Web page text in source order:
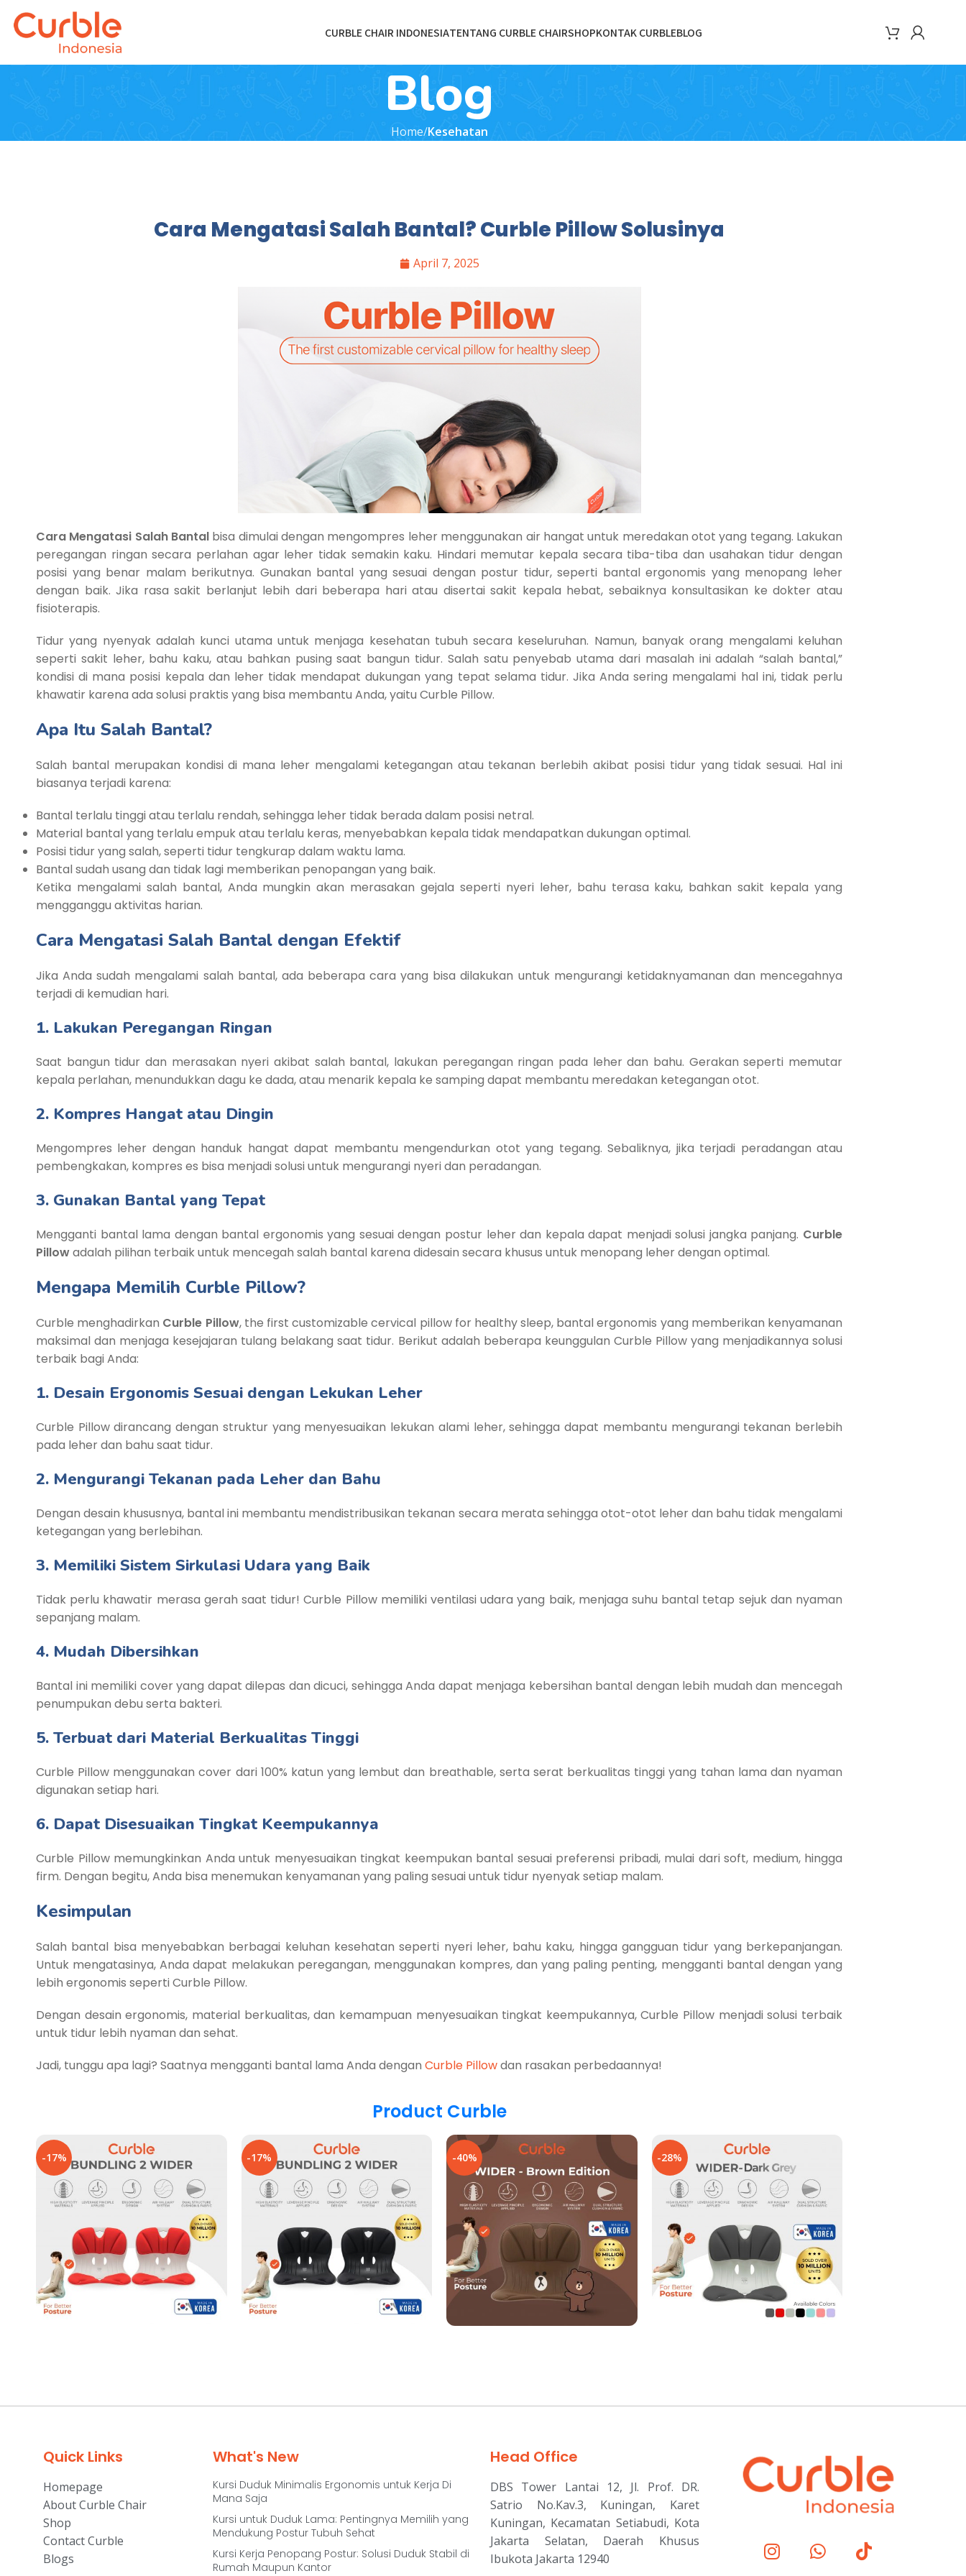
CURBLE CHAIR INDONESIATENTANG CURBLE CHAIRSHOPKONTAK CURBLEBLOG
Blog
Home Kesehatan
Cara Mengatasi Salah Bantal? Curble Pillow Solusinya
April 7, 2025
Cara Mengatasi Salah Bantal bisa dimulai dengan mengompres leher menggunakan air hangat untuk meredakan otot yang tegang. Lakukan
peregangan ringan secara perlahan agar leher tidak semakin kaku. Hindari memutar kepala secara tiba-tiba dan usahakan tidur dengan
posisi yang benar malam berikutnya. Gunakan bantal yang sesuai dengan postur tidur, seperti bantal ergonomis yang menopang leher
dengan baik. Jika rasa sakit berlanjut lebih dari beberapa hari atau disertai sakit kepala hebat, sebaiknya konsultasikan ke dokter atau
fisioterapis.
Tidur yang nyenyak adalah kunci utama untuk menjaga kesehatan tubuh secara keseluruhan. Namun, banyak orang mengalami keluhan
seperti sakit leher, bahu kaku, atau bahkan pusing saat bangun tidur. Salah satu penyebab utama dari masalah ini adalah “salah bantal,”
kondisi di mana posisi kepala dan leher tidak mendapat dukungan yang tepat selama tidur. Jika Anda sering mengalami hal ini, tidak perlu
khawatir karena ada solusi praktis yang bisa membantu Anda, yaitu Curble Pillow.
Apa Itu Salah Bantal?
Salah bantal merupakan kondisi di mana leher mengalami ketegangan atau tekanan berlebih akibat posisi tidur yang tidak sesuai. Hal ini
biasanya terjadi karena:
Bantal terlalu tinggi atau terlalu rendah, sehingga leher tidak berada dalam posisi netral.
Material bantal yang terlalu empuk atau terlalu keras, menyebabkan kepala tidak mendapatkan dukungan optimal.
Posisi tidur yang salah, seperti tidur tengkurap dalam waktu lama.
Bantal sudah usang dan tidak lagi memberikan penopangan yang baik.
Ketika mengalami salah bantal, Anda mungkin akan merasakan gejala seperti nyeri leher, bahu terasa kaku, bahkan sakit kepala yang
mengganggu aktivitas harian.
Cara Mengatasi Salah Bantal dengan Efektif
Jika Anda sudah mengalami salah bantal, ada beberapa cara yang bisa dilakukan untuk mengurangi ketidaknyamanan dan mencegahnya
terjadi di kemudian hari.
1. Lakukan Peregangan Ringan
Saat bangun tidur dan merasakan nyeri akibat salah bantal, lakukan peregangan ringan pada leher dan bahu. Gerakan seperti memutar
kepala perlahan, menundukkan dagu ke dada, atau menarik kepala ke samping dapat membantu meredakan ketegangan otot.
2. Kompres Hangat atau Dingin
Mengompres leher dengan handuk hangat dapat membantu mengendurkan otot yang tegang. Sebaliknya, jika terjadi peradangan atau
pembengkakan, kompres es bisa menjadi solusi untuk mengurangi nyeri dan peradangan.
3. Gunakan Bantal yang Tepat
Mengganti bantal lama dengan bantal ergonomis yang sesuai dengan postur leher dan kepala dapat menjadi solusi jangka panjang. Curble
Pillowadalah pilihan terbaik untuk mencegah salah bantal karena didesain secara khusus untuk menopang leher dengan optimal.
Mengapa Memilih Curble Pillow?
Curble menghadirkan Curble Pillow, the first customizable cervical pillow for healthy sleep, bantal ergonomis yang memberikan kenyamanan
maksimal dan menjaga kesejajaran tulang belakang saat tidur. Berikut adalah beberapa keunggulan Curble Pillow yang menjadikannya solusi
terbaik bagi Anda:
1. Desain Ergonomis Sesuai dengan Lekukan Leher
Curble Pillow dirancang dengan struktur yang menyesuaikan lekukan alami leher, sehingga dapat membantu mengurangi tekanan berlebih
pada leher dan bahu saat tidur.
2. Mengurangi Tekanan pada Leher dan Bahu
Dengan desain khususnya, bantal ini membantu mendistribusikan tekanan secara merata sehingga otot-otot leher dan bahu tidak mengalami
ketegangan yang berlebihan.
3. Memiliki Sistem Sirkulasi Udara yang Baik
Tidak perlu khawatir merasa gerah saat tidur! Curble Pillow memiliki ventilasi udara yang baik, menjaga suhu bantal tetap sejuk dan nyaman
sepanjang malam.
4. Mudah Dibersihkan
Bantal ini memiliki cover yang dapat dilepas dan dicuci, sehingga Anda dapat menjaga kebersihan bantal dengan lebih mudah dan mencegah
penumpukan debu serta bakteri.
5. Terbuat dari Material Berkualitas Tinggi
Curble Pillow menggunakan cover dari 100% katun yang lembut dan breathable, serta serat berkualitas tinggi yang tahan lama dan nyaman
digunakan setiap hari.
6. Dapat Disesuaikan Tingkat Keempukannya
Curble Pillow memungkinkan Anda untuk menyesuaikan tingkat keempukan bantal sesuai preferensi pribadi, mulai dari soft, medium, hingga
firm. Dengan begitu, Anda bisa menemukan kenyamanan yang paling sesuai untuk tidur nyenyak setiap malam.
Kesimpulan
Salah bantal bisa menyebabkan berbagai keluhan kesehatan seperti nyeri leher, bahu kaku, hingga gangguan tidur yang berkepanjangan.
Untuk mengatasinya, Anda dapat melakukan peregangan, menggunakan kompres, dan yang paling penting, mengganti bantal dengan yang
lebih ergonomis seperti Curble Pillow.
Dengan desain ergonomis, material berkualitas, dan kemampuan menyesuaikan tingkat keempukannya, Curble Pillow menjadi solusi terbaik
untuk tidur lebih nyaman dan sehat.
Jadi, tunggu apa lagi? Saatnya mengganti bantal lama Anda dengan Curble Pillowdan rasakan perbedaannya!
Product Curble
-17% -17% -40% -28%
Quick Links
Homepage
About Curble Chair
Shop
Contact Curble
Blogs
What's New
Kursi Duduk Minimalis Ergonomis untuk Kerja Di
Mana Saja
Kursi untuk Duduk Lama: Pentingnya Memilih yang
Mendukung Postur Tubuh Sehat
Kursi Kerja Penopang Postur: Solusi Duduk Stabil di
Rumah Maupun Kantor
Head Office
DBS Tower Lantai 12, Jl. Prof. DR.
Satrio No.Kav.3, Kuningan, Karet
Kuningan, Kecamatan Setiabudi, Kota
Jakarta Selatan, Daerah Khusus
Ibukota Jakarta 12940